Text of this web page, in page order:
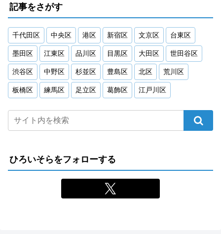
記事をさがす
千代田区 中央区 港区 新宿区 文京区 台東区
墨田区 江東区 品川区 目黒区 大田区 世田谷区
渋谷区 中野区 杉並区 豊島区 北区 荒川区
板橋区 練馬区 足立区 葛飾区 江戸川区
ひろいそらをフォローする